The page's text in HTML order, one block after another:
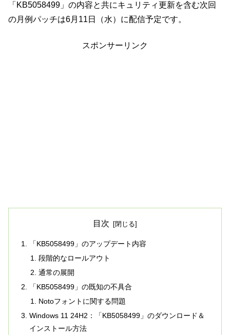
「KB5058499」の内容と共にキュリティ更新を含む次回
の月例パッチは6月11日（水）に配信予定です。
スポンサーリンク
目次
「KB5058499」のアップデート内容
段階的なロールアウト
通常の展開
「KB5058499」の既知の不具合
Notoフォントに関する問題
Windows 11 24H2：「KB5058499」のダウンロード＆
インストール方法